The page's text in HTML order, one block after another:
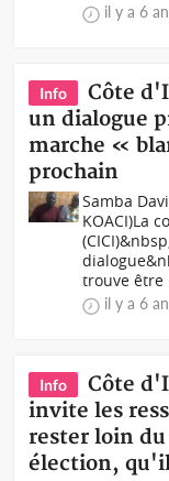
il y a 6
Info
Côte
un dialogue
marche «
prochain
Samba
KOACI)La
trouve être
il y a 6
Info
Côte
invite les
rester loin
élection,